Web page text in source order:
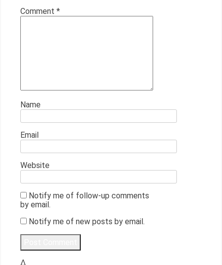
Comment *
Name
Email
Website
Notify me of follow-up comments
by email.
Notify me of new posts by email.
Δ